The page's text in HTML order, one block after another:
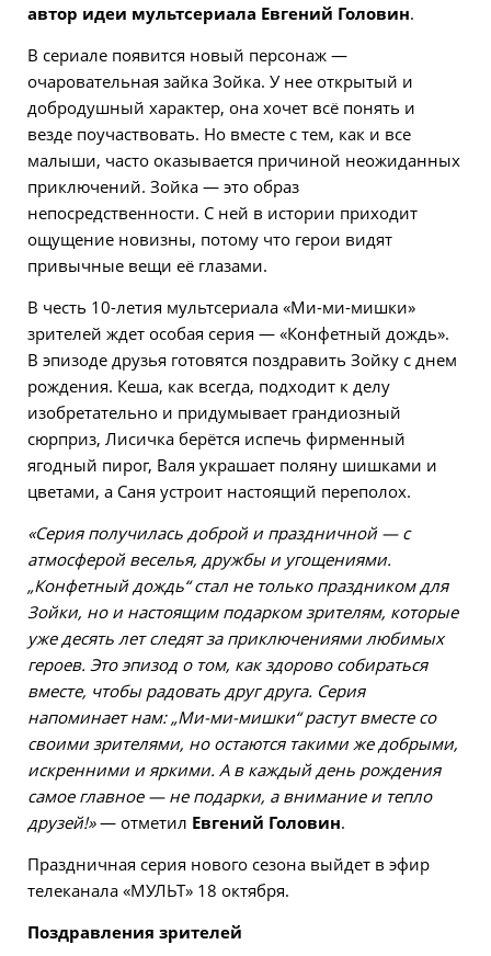
автор идеи мультсериала Евгений Головин.
В сериале появится новый персонаж —
очаровательная зайка Зойка. У нее открытый и
добродушный характер, она хочет всё понять и
везде поучаствовать. Но вместе с тем, как и все
малыши, часто оказывается причиной неожиданных
приключений. Зойка — это образ
непосредственности. С ней в истории приходит
ощущение новизны, потому что герои видят
привычные вещи её глазами.
В честь 10-летия мультсериала «Ми-ми-мишки»
зрителей ждет особая серия — «Конфетный дождь».
В эпизоде друзья готовятся поздравить Зойку с днем
рождения. Кеша, как всегда, подходит к делу
изобретательно и придумывает грандиозный
сюрприз, Лисичка берётся испечь фирменный
ягодный пирог, Валя украшает поляну шишками и
цветами, а Саня устроит настоящий переполох.
«Серия получилась доброй и праздничной — с
атмосферой веселья, дружбы и угощениями.
„Конфетный дождь“ стал не только праздником для
Зойки, но и настоящим подарком зрителям, которые
уже десять лет следят за приключениями любимых
героев. Это эпизод о том, как здорово собираться
вместе, чтобы радовать друг друга. Серия
напоминает нам: „Ми-ми-мишки“ растут вместе со
своими зрителями, но остаются такими же добрыми,
искренними и яркими. А в каждый день рождения
самое главное — не подарки, а внимание и тепло
друзей!»— отметил Евгений Головин.
Праздничная серия нового сезона выйдет в эфир
телеканала «МУЛЬТ» 18 октября.
Поздравления зрителей